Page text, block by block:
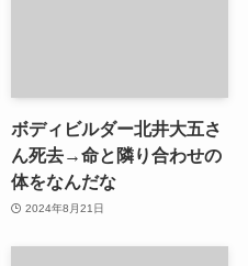
ボディビルダー北井大五さ
ん死去→命と隣り合わせの
体をなんだな
2024年8月21日